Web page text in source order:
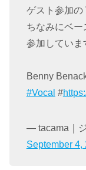
ゲスト参加の
ちなみにベー
参加していま
Benny
#Vocal #
— tacama｜
September 4,